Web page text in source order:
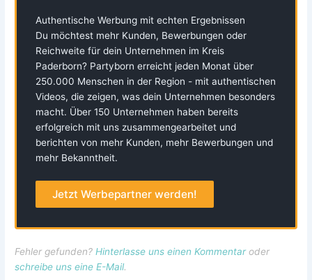
Authentische Werbung mit echten Ergebnissen
Du möchtest mehr Kunden, Bewerbungen oder
Reichweite für dein Unternehmen im Kreis
Paderborn? Partyborn erreicht jeden Monat über
250.000 Menschen in der Region - mit authentischen
Videos, die zeigen, was dein Unternehmen besonders
macht. Über 150 Unternehmen haben bereits
erfolgreich mit uns zusammengearbeitet und
berichten von mehr Kunden, mehr Bewerbungen und
mehr Bekanntheit.
Jetzt Werbepartner werden!
Fehler gefunden?Hinterlasse uns einen Kommentaroder
schreibe uns eine E-Mail.